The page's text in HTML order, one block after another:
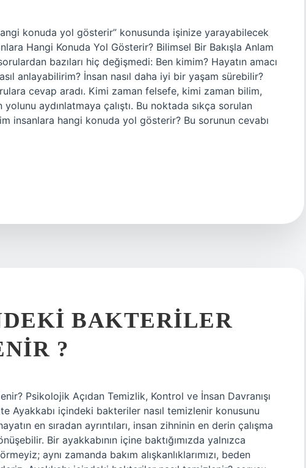
konuda yol gösterir” konusunda işinize yarayabilecek
Hangi Konuda Yol Gösterir? Bilimsel Bir Bakışla Anlam
bazıları hiç değişmedi: Ben kimim? Hayatın amacı
anlayabilirim? İnsan nasıl daha iyi bir yaşam sürebilir?
cevap aradı. Kimi zaman felsefe, kimi zaman bilim,
aydınlatmaya çalıştı. Bu noktada sıkça sorulan
insanlara hangi konuda yol gösterir? Bu sorunun cevabı
BAKTERILER
?
Psikolojik Açıdan Temizlik, Kontrol ve İnsan Davranışı
Ayakkabı içindeki bakteriler nasıl temizlenir konusunu
en sıradan ayrıntıları, insan zihninin en derin çalışma
Bir ayakkabının içine baktığımızda yalnızca
aynı zamanda bakım alışkanlıklarımızı, beden